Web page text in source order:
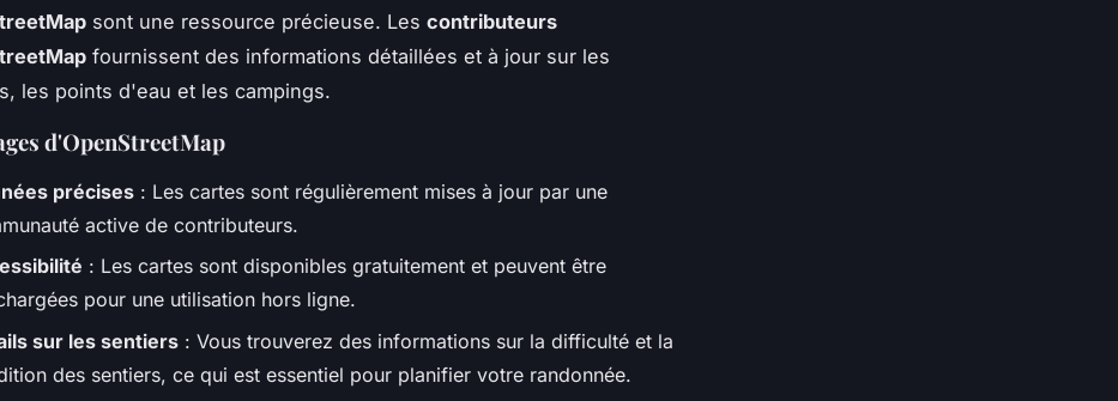
sont une ressource précieuse. Les contributeurs
fournissent des informations détaillées et à jour sur les
les points d'eau et les campings.
d'OpenStreetMap
précises : Les cartes sont régulièrement mises à jour par une
active de contributeurs.
: Les cartes sont disponibles gratuitement et peuvent être
pour une utilisation hors ligne.
sur les sentiers : Vous trouverez des informations sur la difficulté et la
des sentiers, ce qui est essentiel pour planifier votre randonnée.